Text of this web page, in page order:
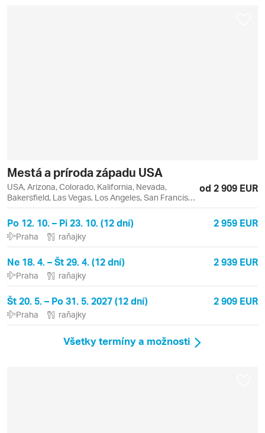
Mestá a príroda západu USA
USA, Arizona, Colorado, Kalifornia, Nevada,
Bakersfield, Las Vegas, Los Angeles, San Francisco,
Santa Monica
od 2 909 EUR
Po 12. 10. – Pi 23. 10. (12 dní) 2 959 EUR
Praha raňajky
Ne 18. 4. – Št 29. 4. (12 dní) 2 939 EUR
Praha raňajky
Št 20. 5. – Po 31. 5. 2027 (12 dní) 2 909 EUR
Praha raňajky
Všetky termíny a možnosti